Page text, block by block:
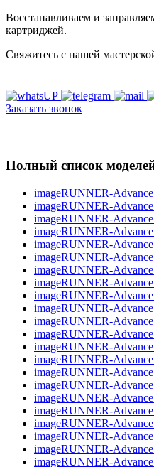
Восстанавливаем и
картриджей.
Свяжитесь с нашей
Заказать звонок
Полный список
imageRUNNER-
imageRUNNER-
imageRUNNER-
imageRUNNER-Advance
imageRUNNER-
imageRUNNER-
imageRUNNER-
imageRUNNER-
imageRUNNER-
imageRUNNER-
imageRUNNER-
imageRUNNER-
imageRUNNER-
imageRUNNER-
imageRUNNER-
imageRUNNER-
imageRUNNER-
imageRUNNER-
imageRUNNER-
imageRUNNER-
imageRUNNER-
imageRUNNER-